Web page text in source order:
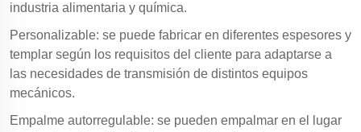
industria alimentaria y química.
Personalizable: se puede fabricar en diferentes espesores y
templar según los requisitos del cliente para adaptarse a
las necesidades de transmisión de distintos equipos
mecánicos.
Empalme autorregulable: se pueden empalmar en el lugar